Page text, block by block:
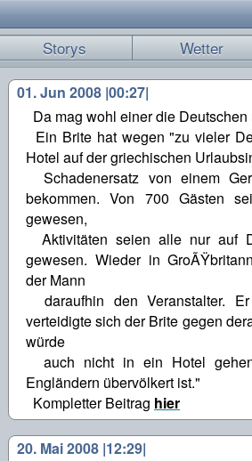
Storys Wetter
01. Jun 2008 |00:27|
Da mag wohl einer die Deutschen
Ein Brite hat wegen "zu vieler
Hotel auf der griechischen
Schadenersatz von einem
bekommen. Von 700 Gästen
gewesen,
Aktivitäten seien alle nur auf
gewesen. Wieder in
der Mann
daraufhin den Veranstalter.
verteidigte sich der Brite gegen
würde
auch nicht in ein Hotel
Engländern übervölkert ist."
Kompletter Beitrag hier
20. Mai 2008 |12:29|